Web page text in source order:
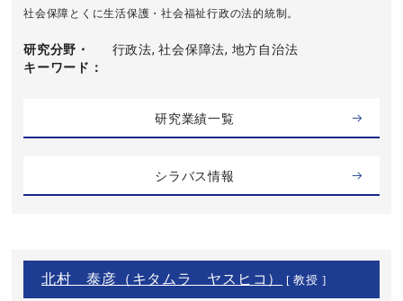
社会保障とくに生活保護・社会福祉行政の法的統制。
研究分野・
キーワード
行政法, 社会保障法, 地方自治法
研究業績一覧
シラバス情報
北村 泰彦（キタムラ ヤスヒコ） [ 教授 ]